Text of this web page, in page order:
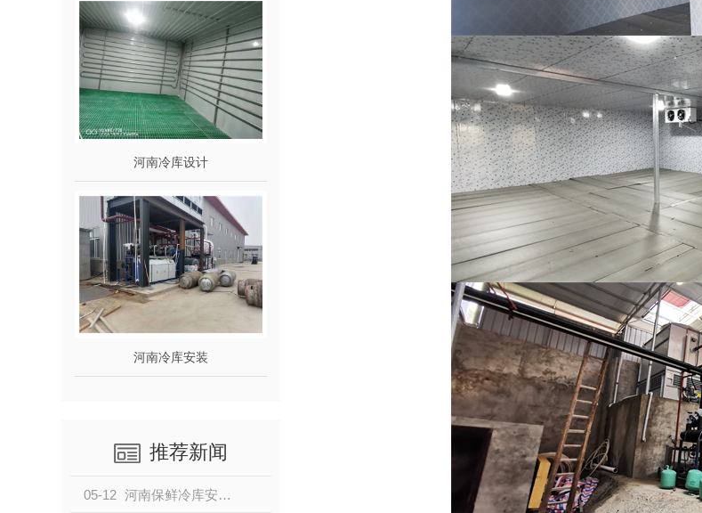
河南冷库设计
河南冷库安装
推荐新闻
05-12 河南保鲜冷库安装完毕之后该怎么调试？